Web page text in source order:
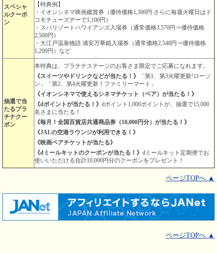
スペシャ
ルクーポ
ン
【特典例】
・イオンシネマ映画鑑賞券（優待価格1,300円 さらに毎週火曜日はド
コモチューズデーで1,100円）
・スパリゾートハワイアンズ入場券（通常価格3,570円⇒優待価格
2,500円）
・大江戸温泉物語 浦安万華鏡入場券（通常価格2,548円⇒優待価格
1,200円）など
抽選で当
たるプラ
チナクー
ポン
本特典は、プラチナステージのお客さま限定でご応募になれます。
《スイーツやドリンクなどが当たる！》
「第1、第3火曜更新!ローソ
ン」「第2、第4火曜更新！ファミリーマート」
《イオンシネマで使えるシネマチケット（ペア）が当たる！》
《dポイントが当たる！》 dポイント1,000ポイントが、抽選で15,000
名さまに当たる！
《毎月！全国百貨店共通商品券（10,000円分）が当たる！》
《JALの空港ラウンジが利用できる！》
《映画ペアチケットが当たる》
《dミールキットのクーポンが当たる！》 dミールキット定期便でお
使いいただける合計10,000円分のクーポンをプレゼント！
ページTOPへ ▲
ページTOPへ ▲